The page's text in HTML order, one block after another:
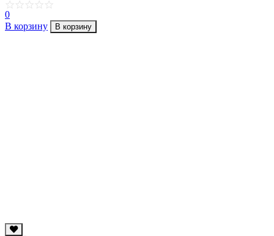
0
В корзину
В корзину